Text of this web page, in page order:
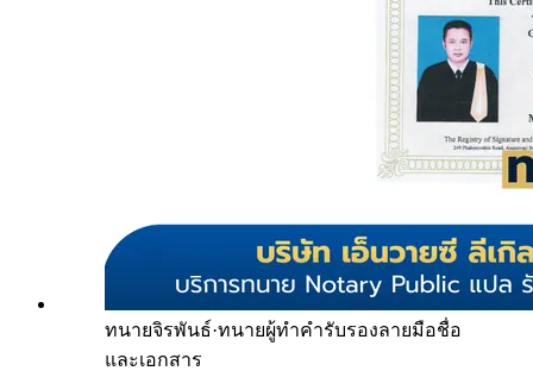
ทนายจิรพันธ์·ทนายผู้ทำคำรับรองลายมือชื่อ
และเอกสาร